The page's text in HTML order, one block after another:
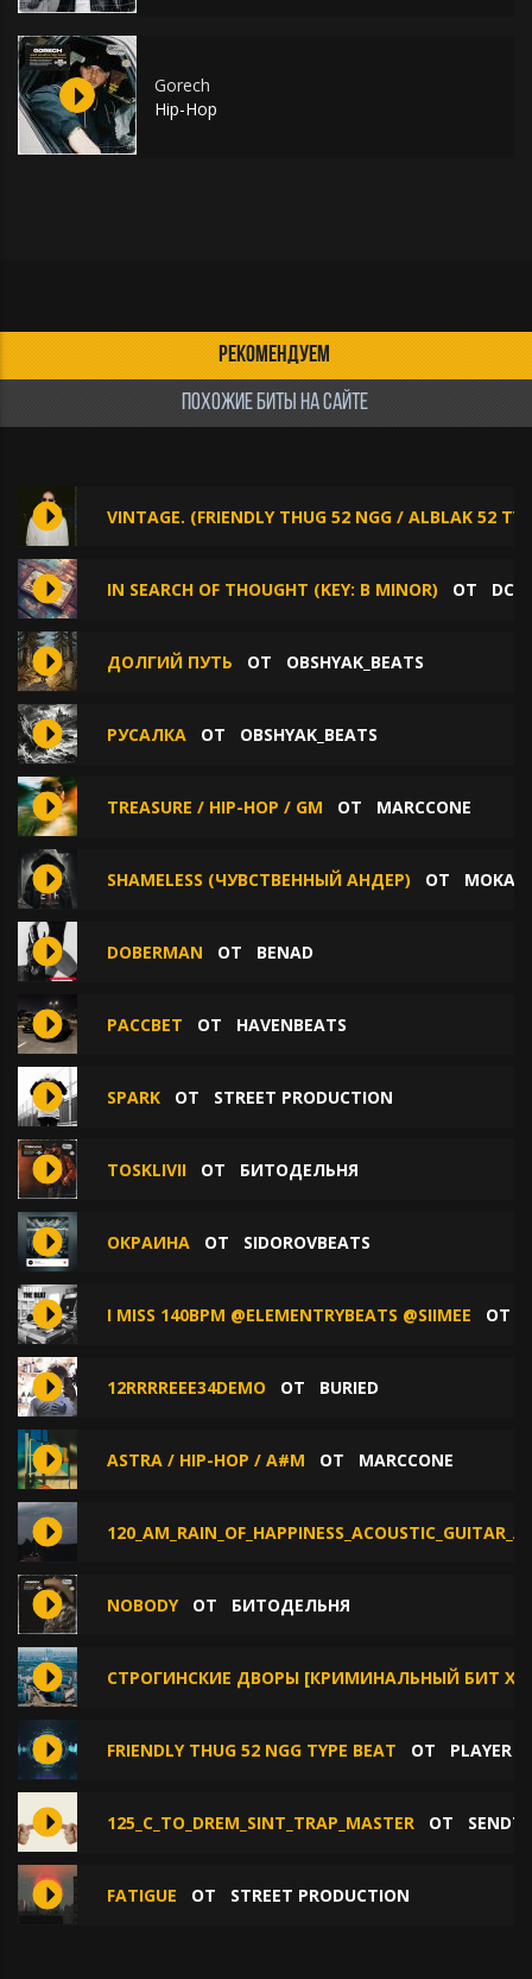
Gorech
Hip-Hop
РЕКОМЕНДУЕМ
ПОХОЖИЕ БИТЫ НА САЙТЕ
VINTAGE. (FRIENDLY THUG 52 NGG / ALBLAK 52
IN SEARCH OF THOUGHT (KEY: B MINOR) ОТ
ДОЛГИЙ ПУТЬ ОТ OBSHYAK_BEATS
РУСАЛКА ОТ OBSHYAK_BEATS
TREASURE / HIP-HOP / GM ОТ MARCCONE
SHAMELESS (ЧУВСТВЕННЫЙ АНДЕР) ОТ
DOBERMAN ОТ BENAD
РАССВЕТ ОТ HAVENBEATS
SPARK ОТ STREET PRODUCTION
TOSKLIVII ОТ БИТОДЕЛЬНЯ
ОКРАИНА ОТ SIDOROVBEATS
I MISS 140BPM @ELEMENTRYBEATS @SIIMEE ОТ
12RRRREEE34DEMO ОТ BURIED
ASTRA / HIP-HOP / A#M ОТ MARCCONE
NOBODY ОТ БИТОДЕЛЬНЯ
СТРОГИНСКИЕ ДВОРЫ [КРИМИНАЛЬНЫЙ БИТ X
FRIENDLY THUG 52 NGG TYPE BEAT ОТ PLAYER
125_C_TO_DREM_SINT_TRAP_MASTER ОТ
FATIGUE ОТ STREET PRODUCTION